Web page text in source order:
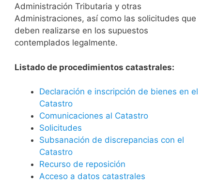
Administración Tributaria y otras
Administraciones, así como las solicitudes que
deben realizarse en los supuestos
contemplados legalmente.
Listado de procedimientos catastrales:
Declaración e inscripción de bienes en el
Catastro
Comunicaciones al Catastro
Solicitudes
Subsanación de discrepancias con el
Catastro
Recurso de reposición
Acceso a datos catastrales